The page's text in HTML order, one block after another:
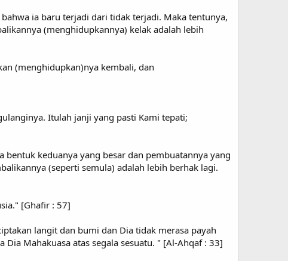
ia baru terjadi dari tidak terjadi. Maka tentunya,
(menghidupkannya) kelak adalah lebih
(menghidupkan)nya kembali, dan
Itulah janji yang pasti Kami tepati;
keduanya yang besar dan pembuatannya yang
(seperti semula) adalah lebih berhak lagi.
[Ghafir : 57]
langit dan bumi dan Dia tidak merasa payah
Mahakuasa atas segala sesuatu. " [Al-Ahqaf : 33]